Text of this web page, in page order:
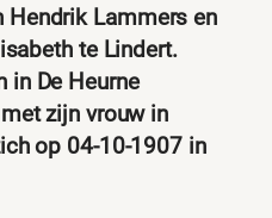
Hendrik Lammers en
te Lindert.
in De Heurne
zijn vrouw in
op 04-10-1907 in